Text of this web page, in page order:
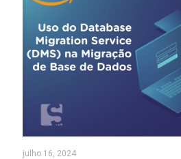
julho 16, 2024